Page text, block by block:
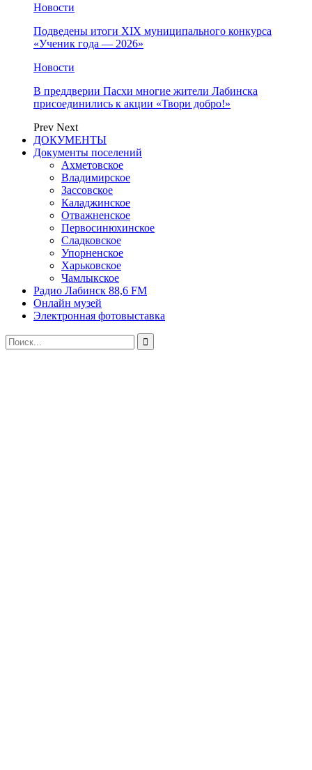
Новости
Подведены итоги XIX муниципального конкурса
«Ученик года — 2026»
Новости
В преддверии Пасхи многие жители Лабинска
присоединились к акции «Твори добро!»
Prev Next
ДОКУМЕНТЫ
Документы поселений
Ахметовское
Владимирское
Зассовское
Каладжинское
Отважненское
Первосинюхинское
Сладковское
Упорненское
Харьковское
Чамлыкское
Радио Лабинск 88,6 FM
Онлайн музей
Электронная фотовыставка